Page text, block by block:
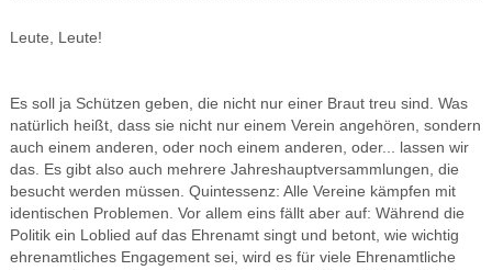
Leute, Leute!
Es soll ja Schützen geben, die nicht nur einer Braut treu sind. Was
natürlich heißt, dass sie nicht nur einem Verein angehören, sondern
auch einem anderen, oder noch einem anderen, oder... lassen wir
das. Es gibt also auch mehrere Jahreshauptversammlungen, die
besucht werden müssen. Quintessenz: Alle Vereine kämpfen mit
identischen Problemen. Vor allem eins fällt aber auf: Während die
Politik ein Loblied auf das Ehrenamt singt und betont, wie wichtig
ehrenamtliches Engagement sei, wird es für viele Ehrenamtliche